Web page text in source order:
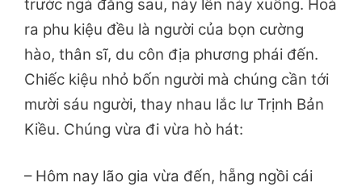
trước ngả đằng sau, nảy lên nảy xuống. Hoá
ra phu kiệu đều là người của bọn cường
hào, thân sĩ, du côn địa phương phái đến.
Chiếc kiệu nhỏ bốn người mà chúng cần tới
mười sáu người, thay nhau lắc lư Trịnh Bản
Kiều. Chúng vừa đi vừa hò hát:
– Hôm nay lão gia vừa đến, hẵng ngồi cái